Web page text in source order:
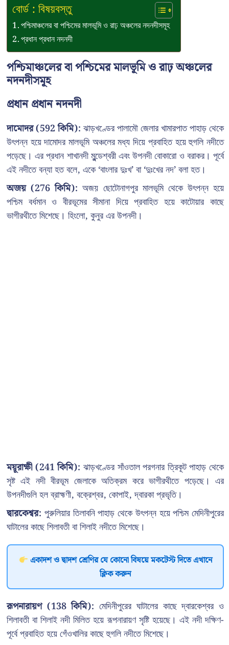
বোর্ড : বিষয়বস্তু
পশ্চিমাঞ্চলের বা পশ্চিমের মালভূমি ও রাঢ় অঞ্চলের নদনদীসমূহ
প্রধান প্রধান নদনদী
পশ্চিমাঞ্চলের বা পশ্চিমের মালভূমি ও রাঢ় অঞ্চলের
নদনদীসমূহ
প্রধান প্রধান নদনদী
দামোদর (592 কিমি): ঝাড়খণ্ডের পালামৌ জেলার খামারপাত পাহাড় থেকে
উৎপন্ন হয়ে দামোদর মালভূমি অঞ্চলের মধ্য দিয়ে প্রবাহিত হয়ে হুগলি নদীতে
পড়েছে। এর প্রধান শাখানদী মুন্ডেশ্বরী এবং উপনদী বোকারো ও বরাকর। পূর্বে
এই নদীতে বন্যা হত বলে, একে ‘বাংলার দুঃখ’ বা ‘দুঃখের নদ’ বলা হত।
অজয় (276 কিমি):অজয় ছোটোনাগপুর মালভূমি থেকে উৎপন্ন হয়ে
পশ্চিম বর্ধমান ও বীরভূমের সীমানা দিয়ে প্রবাহিত হয়ে কাটোয়ার কাছে
ভাগীরথীতে মিশেছে। হিংলো, কুনুর এর উপনদী।
ময়ূরাক্ষী (241 কিমি): ঝাড়খণ্ডের সাঁওতাল পরগনার ত্রিকূট পাহাড় থেকে
সৃষ্ট এই নদী বীরভূম জেলাকে অতিক্রম করে ভাগীরথীতে পড়েছে। এর
উপনদীগুলি হল ব্রাহ্মণী, বক্রেশ্বর, কোপাই, দ্বারকা প্রভৃতি।
দ্বারকেশ্বর: পুরুলিয়ার তিলাবনি পাহাড় থেকে উৎপন্ন হয়ে পশ্চিম মেদিনীপুরের
ঘাটালের কাছে শিলাবতী বা শিলাই নদীতে মিশেছে।
একাদশ ও দ্বাদশ শ্রেণির যে কোনো বিষয়ে মকটেস্ট দিতে এখানে
ক্লিক করুন
রূপনারায়ণ (138 কিমি): মেদিনীপুরের ঘাটালের কাছে দ্বারকেশ্বর ও
শিলাবতী বা শিলাই নদী মিলিত হয়ে রূপনারায়ণ সৃষ্টি হয়েছে। এই নদী দক্ষিণ-
পূর্বে প্রবাহিত হয়ে গেঁওখালির কাছে হুগলি নদীতে মিশেছে।